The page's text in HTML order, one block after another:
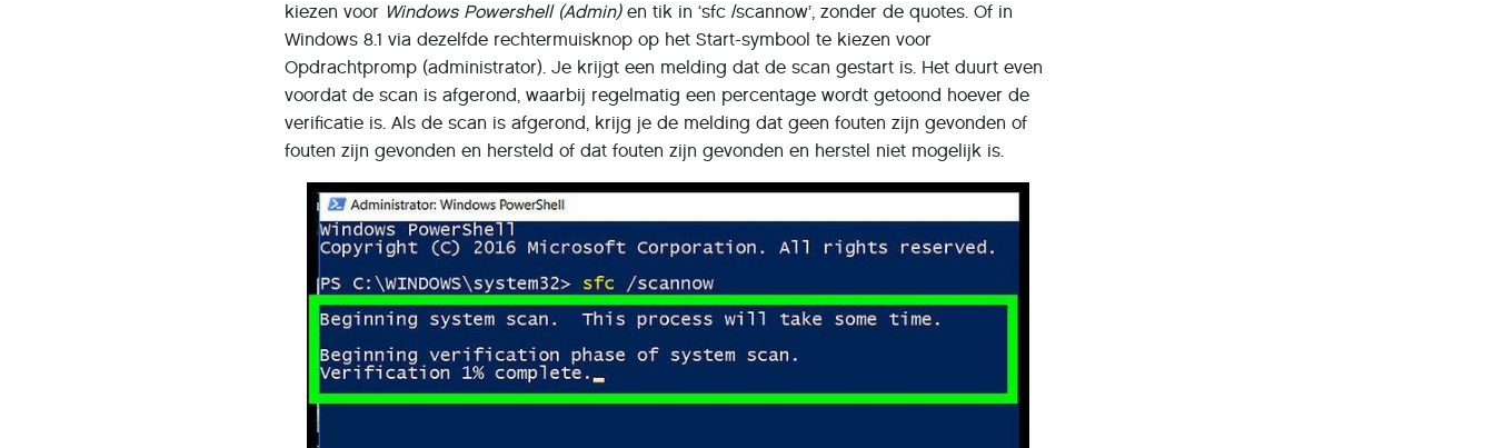
kiezen voor Windows Powershell (Admin)en tik in ‘sfc /scannow’, zonder de quotes. Of in
Windows 8.1 via dezelfde rechtermuisknop op het Start-symbool te kiezen voor
Opdrachtpromp (administrator). Je krijgt een melding dat de scan gestart is. Het duurt even
voordat de scan is afgerond, waarbij regelmatig een percentage wordt getoond hoever de
verificatie is. Als de scan is afgerond, krijg je de melding dat geen fouten zijn gevonden of
fouten zijn gevonden en hersteld of dat fouten zijn gevonden en herstel niet mogelijk is.